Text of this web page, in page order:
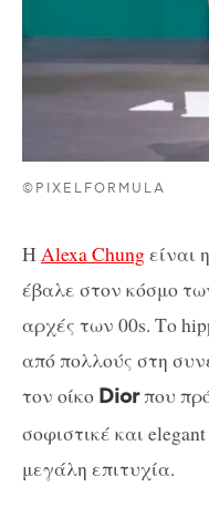
©PIXELFORMULA
Η Alexa Chungείναι
έβαλε στον κόσμο
αρχές των 00s. Το
από πολλούς στη
τον οίκο Diorπου
σοφιστικέ και
μεγάλη επιτυχία.